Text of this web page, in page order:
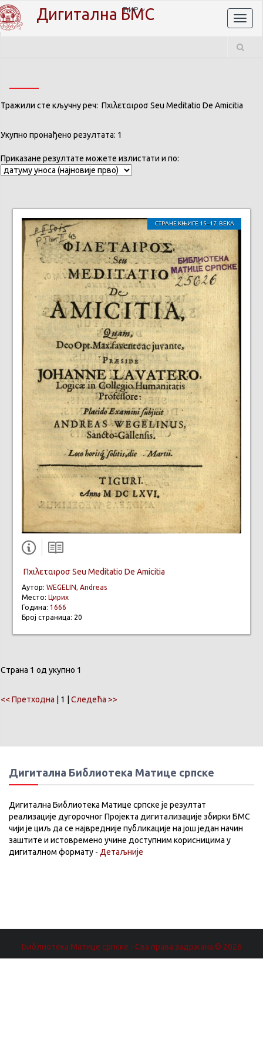
Дигитална БМС
ЋИР
Тражили сте кључну реч: Πχιλεταιροσ Seu Meditatio De Amicitia
Укупно пронађено резултата: 1
Приказане резултате можете излистати и по:
СТРАНЕ КЊИГЕ 15–17. ВЕКА
Πχιλεταιροσ Seu Meditatio De Amicitia
Аутор: WEGELIN, Andreas
Место: Цирих
Година: 1666
Број страница: 20
Страна 1 од укупно 1
<< Претходна | 1 | Следећа >>
Дигитална Библиотека Матице српске
Дигитална Библиотека Матице српске је резултат
реализације дугорочног Пројекта дигитализације збирки БМС
чији је циљ да се највредније публикације на још један начин
заштите и истовремено учине доступним корисницима у
дигиталном формату - Детаљније
Библиотека Матице српске - Сва права задржана.© 2026